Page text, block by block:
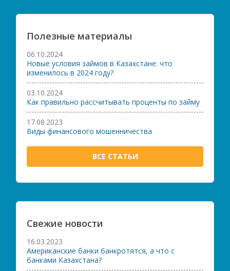
Полезные материалы
06.10.2024
Новые условия займов в Казахстане: что
изменилось в 2024 году?
03.10.2024
Как правильно рассчитывать проценты по займу
17.08.2023
Виды финансового мошенничества
ВСЕ СТАТЬИ
Свежие новости
16.03.2023
Американские банки банкротятся, а что с
банками Казахстана?